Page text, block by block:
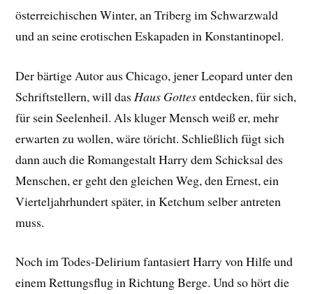
österreichischen Winter, an Triberg im Schwarzwald
und an seine erotischen Eskapaden in Konstantinopel.
Der bärtige Autor aus Chicago, jener Leopard unter den
Schriftstellern, will das Haus Gottesentdecken, für sich,
für sein Seelenheil. Als kluger Mensch weiß er, mehr
erwarten zu wollen, wäre töricht. Schließlich fügt sich
dann auch die Romangestalt Harry dem Schicksal des
Menschen, er geht den gleichen Weg, den Ernest, ein
Vierteljahrhundert später, in Ketchum selber antreten
muss.
Noch im Todes-Delirium fantasiert Harry von Hilfe und
einem Rettungsflug in Richtung Berge. Und so hört die